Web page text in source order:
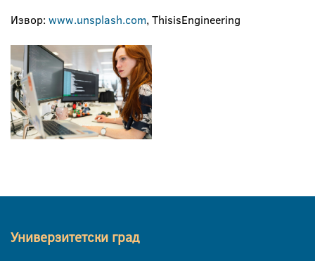
Извор: www.unsplash.com, ThisisEngineering
Универзитетски град